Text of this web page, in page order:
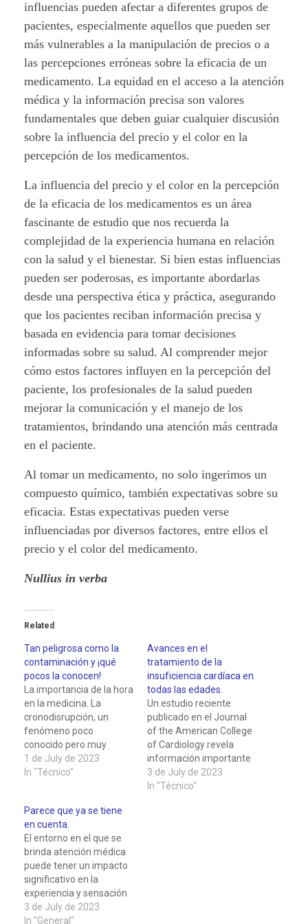
influencias pueden afectar a diferentes grupos de
pacientes, especialmente aquellos que pueden ser
más vulnerables a la manipulación de precios o a
las percepciones erróneas sobre la eficacia de un
medicamento. La equidad en el acceso a la atención
médica y la información precisa son valores
fundamentales que deben guiar cualquier discusión
sobre la influencia del precio y el color en la
percepción de los medicamentos.
La influencia del precio y el color en la percepción
de la eficacia de los medicamentos es un área
fascinante de estudio que nos recuerda la
complejidad de la experiencia humana en relación
con la salud y el bienestar. Si bien estas influencias
pueden ser poderosas, es importante abordarlas
desde una perspectiva ética y práctica, asegurando
que los pacientes reciban información precisa y
basada en evidencia para tomar decisiones
informadas sobre su salud. Al comprender mejor
cómo estos factores influyen en la percepción del
paciente, los profesionales de la salud pueden
mejorar la comunicación y el manejo de los
tratamientos, brindando una atención más centrada
en el paciente.
Al tomar un medicamento, no solo ingerimos un
compuesto químico, también expectativas sobre su
eficacia. Estas expectativas pueden verse
influenciadas por diversos factores, entre ellos el
precio y el color del medicamento.
Nullius in verba
Related
Tan peligrosa como la
contaminación y ¡qué
pocos la conocen!
La importancia de la hora
en la medicina. La
cronodisrupción, un
fenómeno poco
conocido pero muy
relevante, ha captado la
atención en el campo de
y otros problemas
ambientales son
ampliamente discutidos,
la influencia del tiempo y
los ritmos biológicos en
nuestro…
1 de July de 2023
In "Técnico"
Avances en el
tratamiento de la
insuficiencia cardíaca en
todas las edades.
Un estudio reciente
publicado en el Journal
of the American College
of Cardiology revela
información importante
sobre un medicamento
llamado empagliflozina y
3 de July de 2023
In "Técnico"
Parece que ya se tiene
en cuenta.
El entorno en el que se
brinda atención médica
puede tener un impacto
significativo en la
experiencia y sensación
de salud de los
pacientes. Si bien no
3 de July de 2023
In "General"